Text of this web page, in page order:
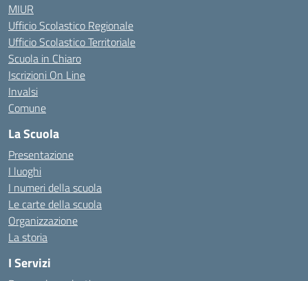
MIUR
Ufficio Scolastico Regionale
Ufficio Scolastico Territoriale
Scuola in Chiaro
Iscrizioni On Line
Invalsi
Comune
La Scuola
Presentazione
I luoghi
I numeri della scuola
Le carte della scuola
Organizzazione
La storia
I Servizi